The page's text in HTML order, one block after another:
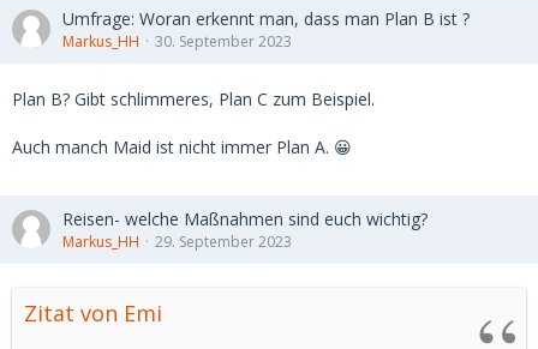
Umfrage: Woran erkennt man, dass man Plan B ist ?
Markus_HH 30. September 2023
Plan B? Gibt schlimmeres, Plan C zum Beispiel.
Auch manch Maid ist nicht immer Plan A. 😀
Reisen- welche Maßnahmen sind euch wichtig?
Markus_HH 29. September 2023
Zitat von Emi